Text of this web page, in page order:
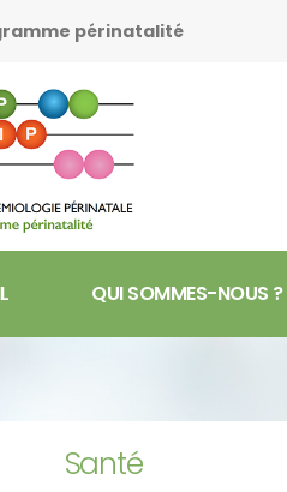
périnatalité
QUI SOMMES-NOUS ?
Santé